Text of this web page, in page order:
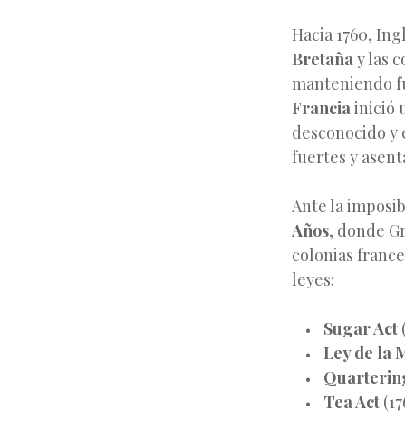
Hacia 1760,
Bretañay las
manteniendo
Franciainició
desconocido y
fuertes y
Ante la
Años, donde
colonias
leyes:
Sugar Act
Ley de la
Tea Act